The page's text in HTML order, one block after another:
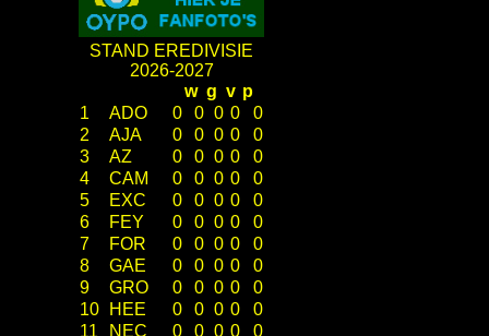
STAND EREDIVISIE
2026-2027
w g v p
1
ADO 0 0 0 0
0
2
AJA 0 0 0 0
0
3
AZ 0 0 0 0
0
4
CAM 0 0 0 0
0
5
EXC 0 0 0 0
0
6
FEY 0 0 0 0
0
7
FOR 0 0 0 0
0
8
GAE 0 0 0 0
0
9
GRO 0 0 0 0
0
10
HEE 0 0 0 0
0
11
NEC 0 0 0 0 0